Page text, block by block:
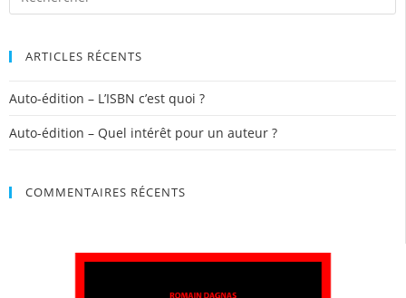
ARTICLES RÉCENTS
Auto-édition – L’ISBN c’est quoi ?
Auto-édition – Quel intérêt pour un auteur ?
COMMENTAIRES RÉCENTS